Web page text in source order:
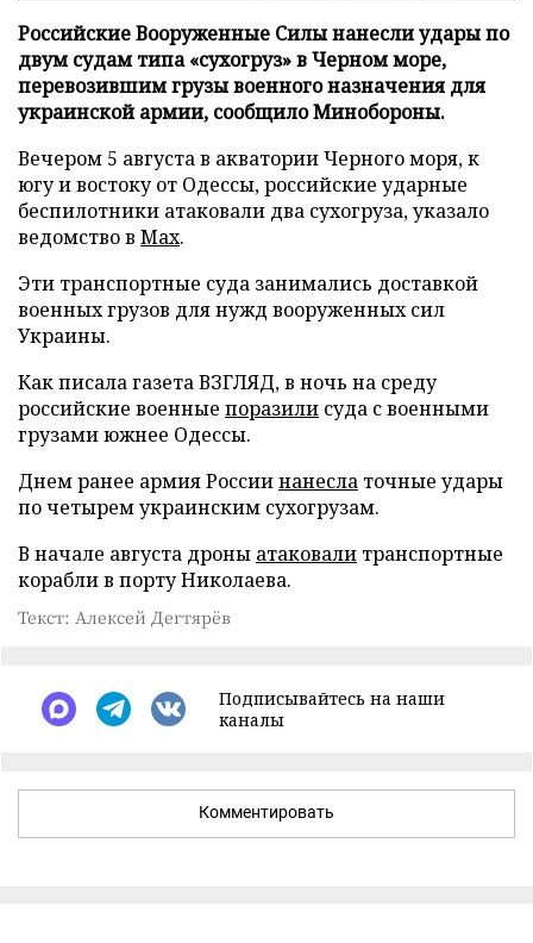
Российские Вооруженные Силы нанесли удары по
двум судам типа «сухогруз» в Черном море,
перевозившим грузы военного назначения для
украинской армии, сообщило Минобороны.
Вечером 5 августа в акватории Черного моря, к
югу и востоку от Одессы, российские ударные
беспилотники атаковали два сухогруза, указало
ведомство в Max.
Эти транспортные суда занимались доставкой
военных грузов для нужд вооруженных сил
Украины.
Как писала газета ВЗГЛЯД, в ночь на среду
российские военные поразили суда с военными
грузами южнее Одессы.
Днем ранее армия Россиинанесла точные удары
по четырем украинским сухогрузам.
В начале августа дроны атаковали транспортные
корабли в порту Николаева.
Текст: Алексей Дегтярёв
Подписывайтесь на наши
каналы
Комментировать